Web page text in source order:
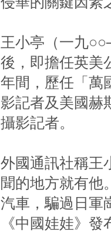
王小亭（一九
後，即擔任英美
年間，歷任「萬
影記者及美國赫
攝影記者。
外國通訊社稱王
聞的地方就有他
汽車，騙過日軍
《中國娃娃》